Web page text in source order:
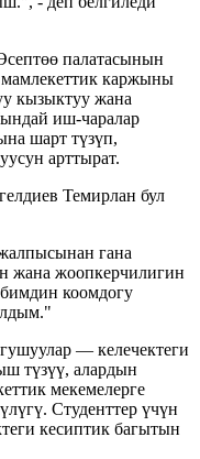
палатасынын
каржыны
кызыктуу жана
иш-чаралар
шарт түзүп,
арттырат.
Темирлан бул
гана
жана жоопкерчилигин
коомдогу
— келечектеги
түзүү, алардын
мекемелерге
Студенттер үчүн
кесиптик багытын